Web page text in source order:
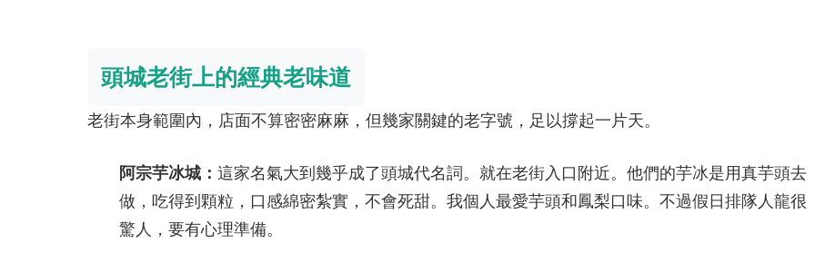
頭城老街上的經典老味道
老街本身範圍內，店面不算密密麻麻，但幾家關鍵的老字號，足以撐起一片天。
阿宗芋冰城：這家名氣大到幾乎成了頭城代名詞。就在老街入口附近。他們的芋冰是用真芋頭去
做，吃得到顆粒，口感綿密紮實，不會死甜。我個人最愛芋頭和鳳梨口味。不過假日排隊人龍很
驚人，要有心理準備。